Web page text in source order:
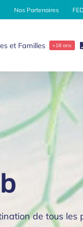
Nos Partenaires
et Familles +18 ans
de tous les